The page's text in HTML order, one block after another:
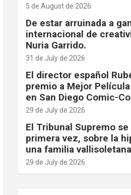
5 de August de 2026
De estar arruinada a
internacional de
Nuria Garrido.
31 de July de 2026
El director español
premio a Mejor
en San Diego Comic-
29 de July de 2026
El Tribunal Supremo
primera vez, sobre la
una familia vallisoletana
29 de July de 2026